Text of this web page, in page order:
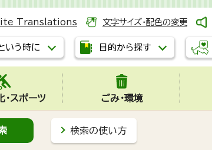
Translations 文字サイズ・配色の変更
いう時に 目的から探す
・スポーツ ごみ・環境
検索の使い方